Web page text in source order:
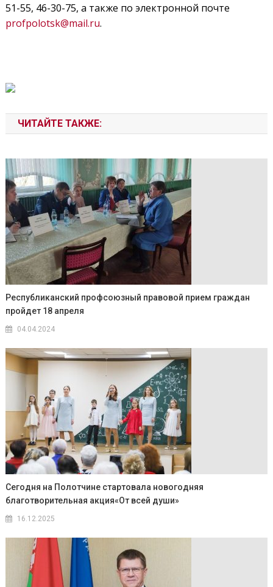
51-55, 46-30-75, а также по электронной почте
profpolotsk@mail.ru.
ЧИТАЙТЕ ТАКЖЕ:
Республиканский профсоюзный правовой прием граждан
пройдет 18 апреля
04.04.2024
Сегодня на Полотчине стартовала новогодняя
благотворительная акция«От всей души»
16.12.2025